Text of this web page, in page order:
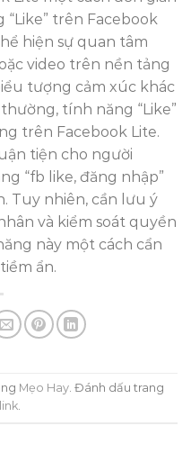
“Like” trên Facebook
hiện sự quan tâm
video trên nền tảng
tượng cảm xúc khác
tính năng “Like”
trên Facebook Lite.
tiện cho người
“fb like, đăng nhập”
Tuy nhiên, cần lưu ý
và kiểm soát quyền
này một cách cẩn
ẩn.
Mẹo Hay. Đánh dấu trang
.